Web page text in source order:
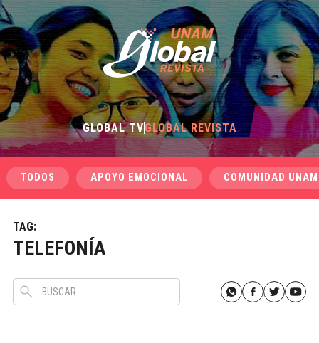
GLOBAL TVGLOBAL REVISTA
TODOS APOYO EMOCIONAL COMUNIDAD UNAM
TAG:
TELEFONÍA